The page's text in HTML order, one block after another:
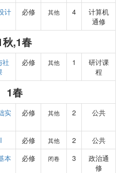
计
必修 其他 4
计算机
通修
秋,1春
社
必修 其他 1
研讨课
程
1春
实
必修 其他 2 公共
必修 其他 2
公共
本
必修 闭卷 3
政治通
修